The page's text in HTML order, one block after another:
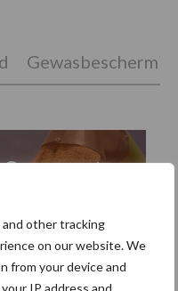
and other tracking
on our website. We
from your device and
IP address and
Graan oogsten